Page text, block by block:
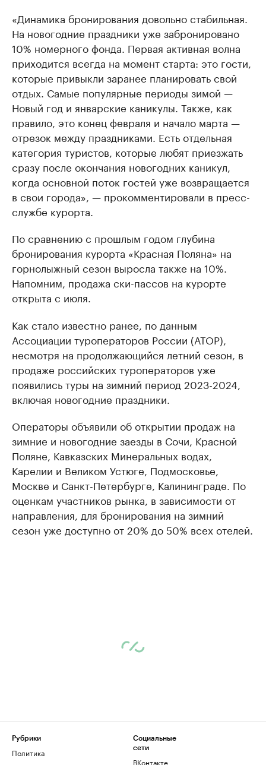
«Динамика бронирования довольно стабильная.
На новогодние праздники уже забронировано
10% номерного фонда. Первая активная волна
приходится всегда на момент старта: это гости,
которые привыкли заранее планировать свой
отдых. Самые популярные периоды зимой —
Новый год и январские каникулы. Также, как
правило, это конец февраля и начало марта —
отрезок между праздниками. Есть отдельная
категория туристов, которые любят приезжать
сразу после окончания новогодних каникул,
когда основной поток гостей уже возвращается
в свои города», — прокомментировали в пресс-
службе курорта.
По сравнению с прошлым годом глубина
бронирования курорта «Красная Поляна» на
горнолыжный сезон выросла также на 10%.
Напомним, продажа ски-пассов на курорте
открыта c июля.
Как стало известно ранее, по данным
Ассоциации туроператоров России (АТОР),
несмотря на продолжающийся летний сезон, в
продаже российских туроператоров уже
появились туры на зимний период 2023-2024,
включая новогодние праздники.
Операторы объявили об открытии продаж на
зимние и новогодние заезды в Сочи, Красной
Поляне, Кавказских Минеральных водах,
Карелии и Великом Устюге, Подмосковье,
Москве и Санкт-Петербурге, Калининграде. По
оценкам участников рынка, в зависимости от
направления, для бронирования на зимний
сезон уже доступно от 20% до 50% всех отелей.
Рубрики
Политика
Социальные
сети
ВКонтакте